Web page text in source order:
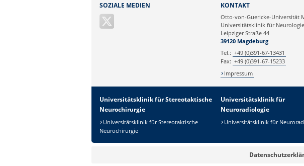
Ihre E-Mailadresse:
SOZIALE MEDIEN KONTAKT
Otto-von-Guericke-Universität
Universitätsklinik für Neurologie
Leipziger Straße 44
39120 Magdeburg
Tel.: +49 (0)391-67-13431
Fax: +49 (0)391-67-15233
Impressum
Universitätsklinik für Stereotaktische
Neurochirurgie
Universitätsklinik für Stereotaktische
Neurochirurgie
Universitätsklinik für
Neuroradiologie
Universitätsklinik für